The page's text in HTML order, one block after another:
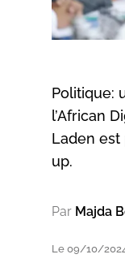
Politique:
l’African
Laden est
up.
Par Majda
Le 09/10/